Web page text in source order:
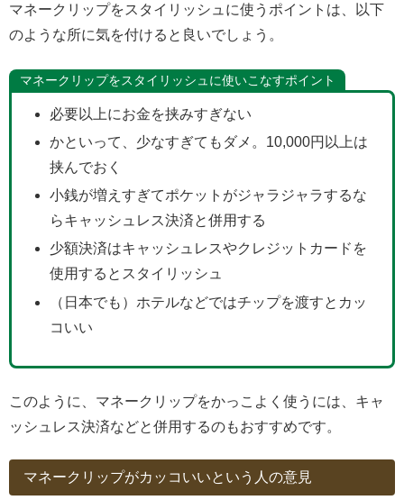
マネークリップをスタイリッシュに使うポイントは、以下
のような所に気を付けると良いでしょう。
マネークリップをスタイリッシュに使いこなすポイント
必要以上にお金を挟みすぎない
かといって、少なすぎてもダメ。10,000円以上は
挟んでおく
小銭が増えすぎてポケットがジャラジャラするな
らキャッシュレス決済と併用する
少額決済はキャッシュレスやクレジットカードを
使用するとスタイリッシュ
（日本でも）ホテルなどではチップを渡すとカッ
コいい
このように、マネークリップをかっこよく使うには、キャ
ッシュレス決済などと併用するのもおすすめです。
マネークリップがカッコいいという人の意見